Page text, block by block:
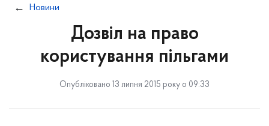
Новини
Дозвіл на право
користування пільгами
Опубліковано 13 липня 2015 року о 09:33